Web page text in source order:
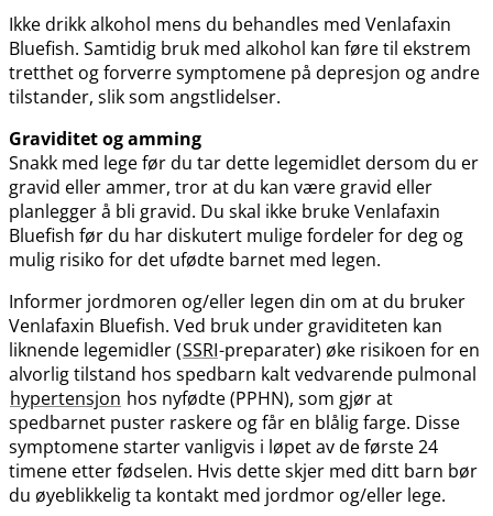
Ikke drikk alkohol mens du behandles med Venlafaxin
Bluefish. Samtidig bruk med alkohol kan føre til ekstrem
tretthet og forverre symptomene på depresjon og andre
tilstander, slik som angstlidelser.
Graviditet og amming
Snakk med lege før du tar dette legemidlet dersom du er
gravid eller ammer, tror at du kan være gravid eller
planlegger å bli gravid. Du skal ikke bruke Venlafaxin
Bluefish før du har diskutert mulige fordeler for deg og
mulig risiko for det ufødte barnet med legen.
Informer jordmoren og​/​eller legen din om at du bruker
Venlafaxin Bluefish. Ved bruk under graviditeten kan
liknende legemidler (SSRI-preparater) øke risikoen for en
alvorlig tilstand hos spedbarn kalt vedvarende pulmonal
hypertensjon hos nyfødte (PPHN), som gjør at
spedbarnet puster raskere og får en blålig farge. Disse
symptomene starter vanligvis i løpet av de første 24
timene etter fødselen. Hvis dette skjer med ditt barn bør
du øyeblikkelig ta kontakt med jordmor og​/​eller lege.